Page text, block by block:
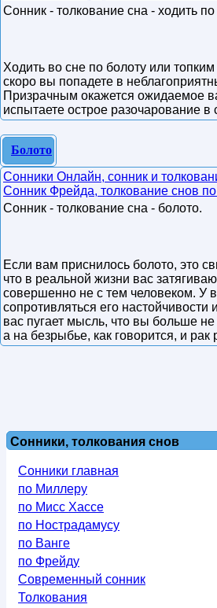
Сонник - толкование сна - ходить по
Ходить во сне по болоту или
скоро вы попадете в
Призрачным окажется ожидаемое
испытаете острое разочарование в
Болото
Сонники Онлайн, сонник и
Сонник Фрейда, толкование снов
Сонник - толкование сна - болото.
Если вам приснилось болото, это
что в реальной жизни вас
совершенно не с тем человеком. У
сопротивляться его настойчивости
вас пугает мысль, что вы больше
а на безрыбье, как говорится, и рак
Сонники, толкования снов
Сонники главная
по Миллеру
по Мисс Хассе
по Нострадамусу
по Ванге
по Фрейду
Современный сонник
Толкования